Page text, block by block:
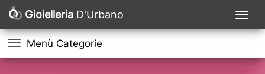
Gioielleria D'Urbano
Menù Categorie